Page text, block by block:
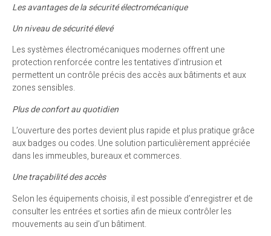
Les avantages de la sécurité électromécanique
Un niveau de sécurité élevé
Les systèmes électromécaniques modernes offrent une
protection renforcée contre les tentatives d’intrusion et
permettent un contrôle précis des accès aux bâtiments et aux
zones sensibles.
Plus de confort au quotidien
L’ouverture des portes devient plus rapide et plus pratique grâce
aux badges ou codes. Une solution particulièrement appréciée
dans les immeubles, bureaux et commerces.
Une traçabilité des accès
Selon les équipements choisis, il est possible d’enregistrer et de
consulter les entrées et sorties afin de mieux contrôler les
mouvements au sein d’un bâtiment.